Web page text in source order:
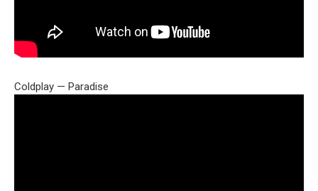
Coldplay — Paradise